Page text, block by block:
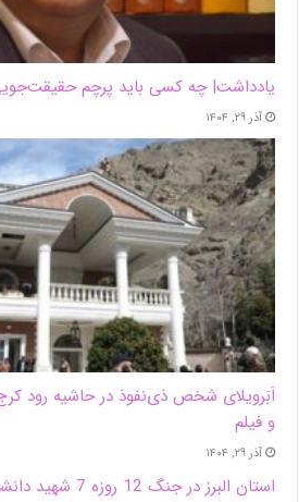
یادداشت| ‌چه کسی باید پرچم
آذر ۲۹, ۱۴۰۴
اَبَر‌ویلای شخص ذی‌نفوذ در حاشیه‌ رود
و فیلم
آذر ۲۹, ۱۴۰۴
استان البرز در جنگ 12 روزه 7 شهید دانشجو تقدیم انقلاب کرد